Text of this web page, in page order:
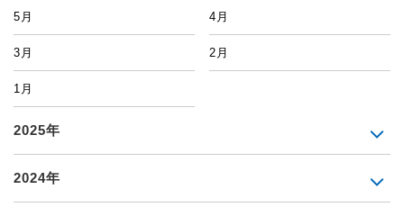
5月 4月
3月 2月
1月
2025年
2024年